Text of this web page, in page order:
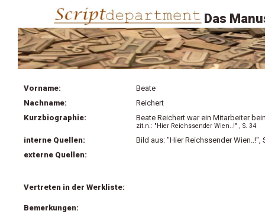
Das
Vorname:
Beate
Nachname:
Reichert
Kurzbiographie:
Beate Reichert war ein Mitarbeiter
zit.n.: "Hier Reichssender Wien..!" , S. 34
interne Quellen:
Bild aus: "Hier Reichssender Wien..!",
externe Quellen:
Vertreten in der Werkliste:
Bemerkungen: